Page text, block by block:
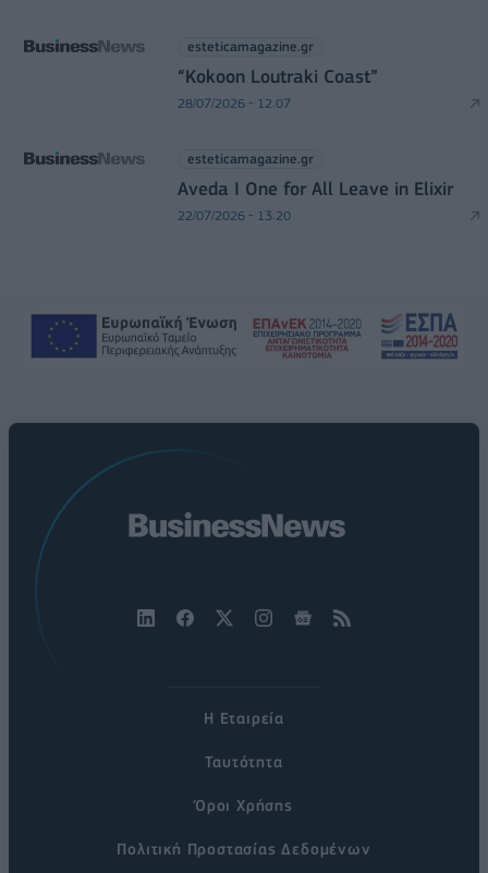
esteticamagazine.gr
“Kokoon Loutraki Coast”
28/07/2026 - 12:07
esteticamagazine.gr
Aveda I One for All Leave in Elixir
22/07/2026 - 13:20
Η Εταιρεία
Ταυτότητα
Όροι Χρήσης
Πολιτική Προστασίας Δεδομένων